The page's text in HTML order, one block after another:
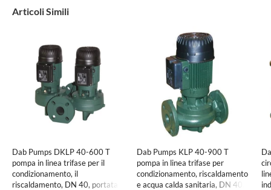
Articoli Simili
Dab Pumps DKLP 40-600 T
pompa in linea trifase per il
condizionamento, il
riscaldamento, DN 40, portata
Dab Pumps KLP 40-900 T
pompa in linea trifase per
condizionamento, riscaldamento
e acqua calda sanitaria, DN 40,